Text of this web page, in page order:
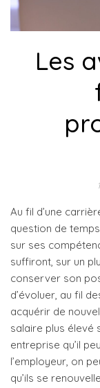
Les
Au fil d’une
question de
sur ses
suffiront, sur un
conserver son
d’évoluer, au fil
acquérir de
salaire plus élevé
entreprise qu’il
l’employeur, on
qu’ils se